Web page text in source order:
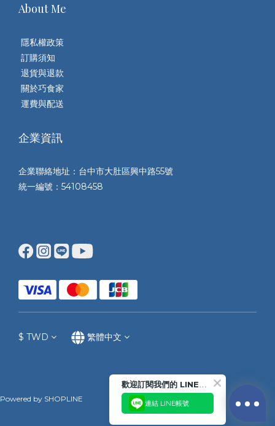
About Me
隱私權政策
訂購須知
退貨與退款
關於巧食家
運費與配送
企業資訊
企業聯絡地址：台中市大肚區興中路55號
統一編號：54108458
$ TWD 繁體中文
Powered by SHOPLINE
歡迎訂閱我們的 LINE官方帳號
連結 LINE帳號